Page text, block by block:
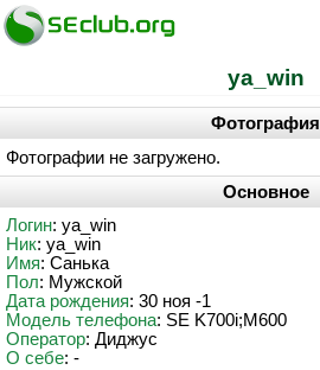
ya_win
Фотография
Фотографии не загружено.
Основное
Логин: ya_win
Ник: ya_win
Имя: Санька
Пол: Мужской
Дата рождения: 30 ноя -1
Модель телефона: SE K700i;М600
Оператор: Диджус
О себе: -